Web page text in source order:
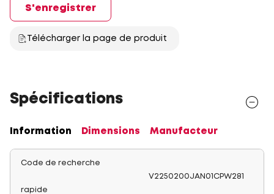
S'enregistrer
Télécharger la page de produit
Spécifications
Information Dimensions Manufacteur
Code de recherche
rapide
V2250200JAN01CPW281